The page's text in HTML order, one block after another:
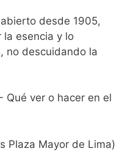
abierto desde 1905,
la esencia y lo
no descuidando la
Plaza Mayor de Lima)